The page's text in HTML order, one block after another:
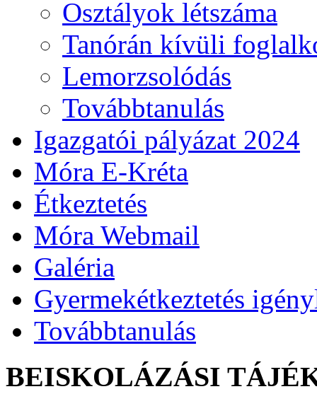
Osztályok létszáma
Tanórán kívüli
Lemorzsolódás
Továbbtanulás
Igazgatói pályázat 2024
Móra E-Kréta
Étkeztetés
Móra Webmail
Galéria
Gyermekétkeztetés
Továbbtanulás
BEISKOLÁZÁSI